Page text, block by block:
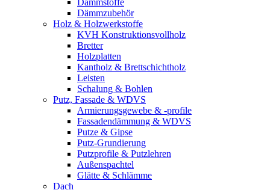
Dämmstoffe
Dämmzubehör
Holz & Holzwerkstoffe
KVH Konstruktionsvollholz
Bretter
Holzplatten
Kantholz & Brettschichtholz
Leisten
Schalung & Bohlen
Putz, Fassade & WDVS
Armierungsgewebe & -profile
Fassadendämmung & WDVS
Putze & Gipse
Putz-Grundierung
Putzprofile & Putzlehren
Außenspachtel
Glätte & Schlämme
Dach